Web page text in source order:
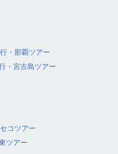
・那覇ツアー
・宮古島ツアー
コツアー
ツアー